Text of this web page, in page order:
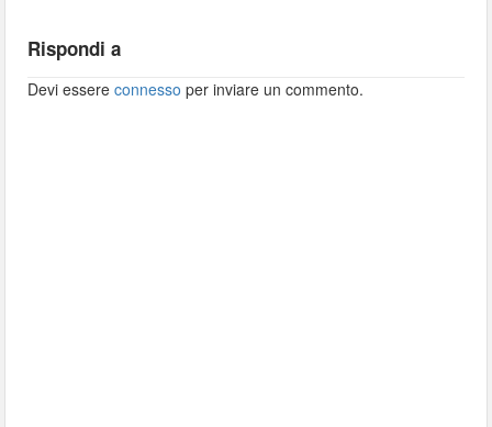
Rispondi a
Devi essereconnesso per inviare un commento.